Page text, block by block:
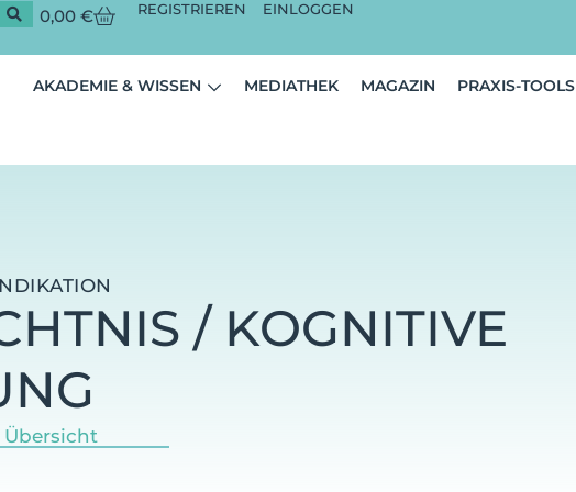
0,00€ REGISTRIEREN EINLOGGEN
AKADEMIE & WISSEN MEDIATHEK MAGAZIN PRAXIS-TOOLS
/ KOGNITIVE